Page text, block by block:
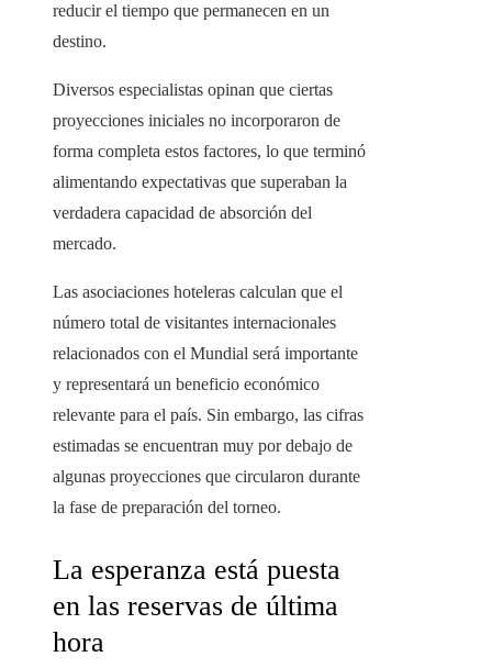
reducir el tiempo que permanecen en un
destino.
Diversos especialistas opinan que ciertas
proyecciones iniciales no incorporaron de
forma completa estos factores, lo que terminó
alimentando expectativas que superaban la
verdadera capacidad de absorción del
mercado.
Las asociaciones hoteleras calculan que el
número total de visitantes internacionales
relacionados con el Mundial será importante
y representará un beneficio económico
relevante para el país. Sin embargo, las cifras
estimadas se encuentran muy por debajo de
algunas proyecciones que circularon durante
la fase de preparación del torneo.
La esperanza está puesta
en las reservas de última
hora